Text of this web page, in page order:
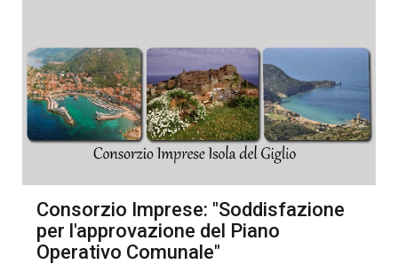
Consorzio Imprese: "Soddisfazione
per l'approvazione del Piano
Operativo Comunale"